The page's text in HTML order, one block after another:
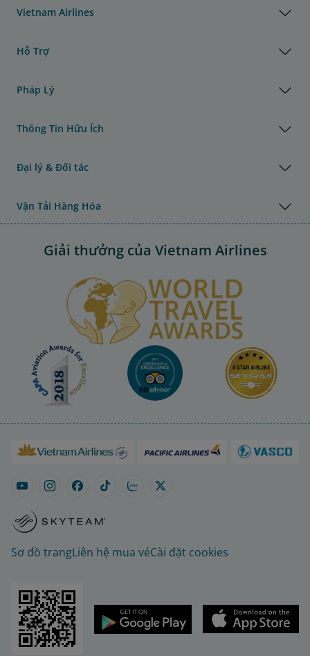
Vietnam Airlines
Hỗ Trợ
Pháp Lý
Thông Tin Hữu Ích
Đại lý & Đối tác
Vận Tải Hàng Hóa
Giải thưởng của Vietnam Airlines
Sơ đồ trangLiên hệ mua véCài đặt cookies